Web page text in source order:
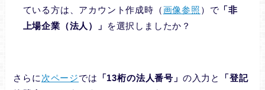
ている方は、アカウント作成時（画像参照 ）で 「非
上場企業（法人）」
を選択しましたか？
さらに 次ページでは 「13桁の法人番号」 の入力と
「登記